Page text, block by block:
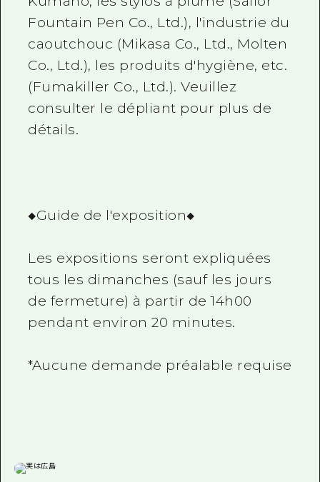
Fountain Pen Co., Ltd.), l'industrie du
caoutchouc (Mikasa Co., Ltd., Molten
Co., Ltd.), les produits d'hygiène, etc.
(Fumakiller Co., Ltd.). Veuillez
consulter le dépliant pour plus de
détails.
◆Guide de l'exposition◆
Les expositions seront expliquées
tous les dimanches (sauf les jours
de fermeture) à partir de 14h00
pendant environ 20 minutes.
*Aucune demande préalable requise